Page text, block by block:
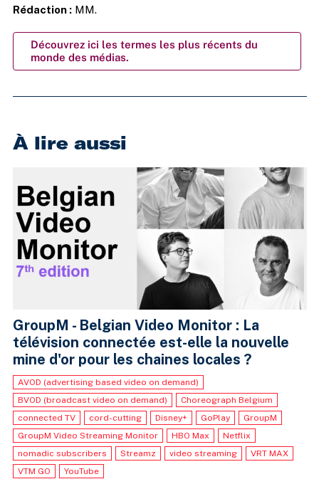
Rédaction :MM.
Découvrez ici les termes les plus récents du
monde des médias.
À lire aussi
GroupM - Belgian Video Monitor : La
télévision connectée est-elle la nouvelle
mine d'or pour les chaines locales ?
AVOD (advertising based video on demand)
BVOD (broadcast video on demand)
Choreograph Belgium
connected TV
cord-cutting Disney+ GoPlay
GroupM
GroupM Video Streaming Monitor
HBO Max
Netflix
nomadic subscribers
Streamz video streaming
VRT MAX
VTM GO
YouTube